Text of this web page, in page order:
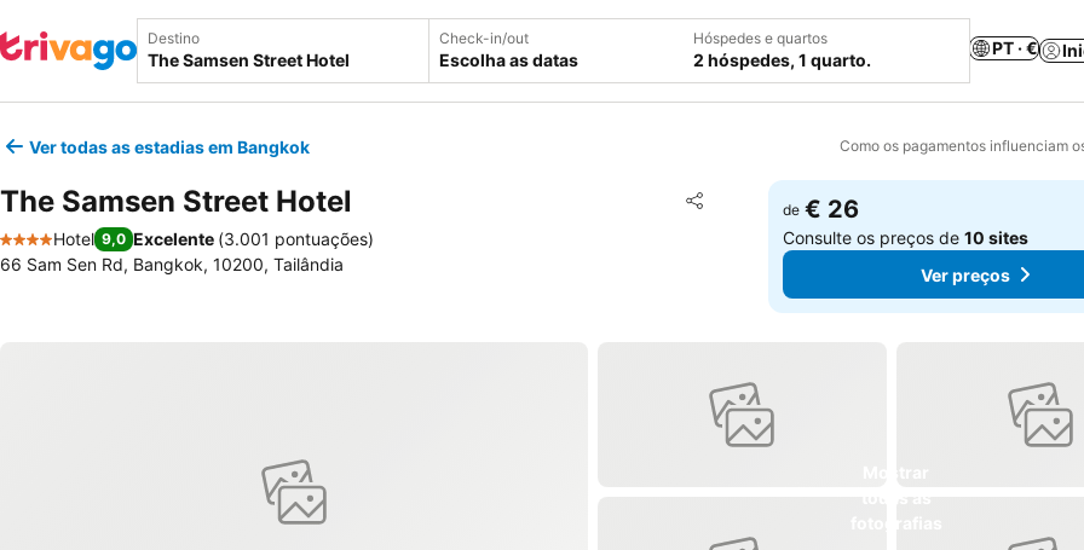
Destino Check-in/out
Escolha as datas
Hóspedes e quartos
2 hóspedes, 1 quarto.
PT · €
Ver todas as estadias em Bangkok Como os pagamentos influenciam
The Samsen Street Hotel Partilhar
Adicionar aos favoritos
4 Estrelas
Hotel 9,0 Excelente (3.001 pontuações)
66 Sam Sen Rd, Bangkok, 10200, Tailândia
de € 26
Consulte os preços de10 sites
Ver preços